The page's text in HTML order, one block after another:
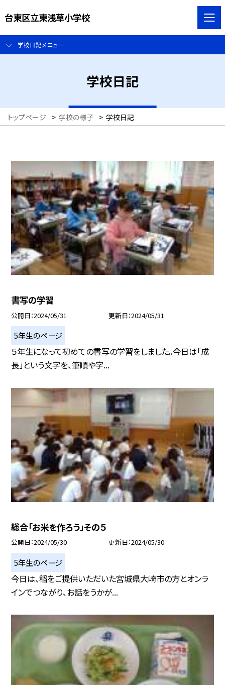
台東区立東浅草小学校
学校日記メニュー
学校日記
トップページ > 学校の様子 > 学校日記
書写の学習
公開日 2024/05/31 更新日 2024/05/31
5年生のページ
５年生になって初めての書写の学習をしました。今日は「成
長」という文字を、筆順や字...
総合「お米を作ろう」その５
公開日 2024/05/30 更新日 2024/05/30
5年生のページ
今日は、稲をご提供いただいた宮城県大崎市の方とオンラ
インでつながり、お話をうかが...